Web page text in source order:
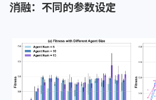
消融：不同的参数设定